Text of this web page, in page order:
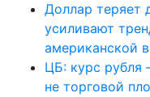
Доллар теряет
усиливают
американской
ЦБ: курс рубля
не торговой